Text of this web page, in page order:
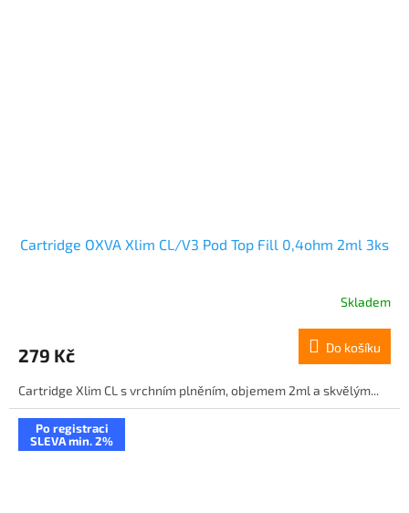
Cartridge OXVA Xlim CL/V3 Pod Top Fill 0,4ohm 2ml 3ks
Skladem
279 Kč Do košíku
Cartridge Xlim CL s vrchním plněním, objemem 2ml a skvělým...
Po registraci
SLEVA min. 2%